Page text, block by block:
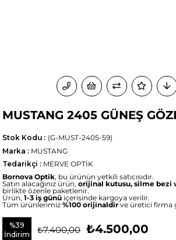
MUSTANG 2405 GÜNEŞ
(G-MUST-2405-59)
Stok Kodu
Marka : MUSTANG
Tedarikçi : MERVE OPTİK
Bornova Optik, bu ürünün yetkili satıcısıdır.
Satın alacağınız ürün,orijinal kutusu, silme bezi
birlikte özenle paketlenir.
Ürün,1-3 iş günü içerisinde kargoya verilir.
Tüm ürünlerimiz%100 orijinaldirve üretici firma
%39
İndirim
₺7.400,00 ₺4.500,00